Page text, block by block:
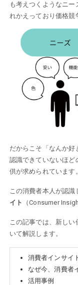
も考えつくようなニ
れかえっており価格競
だからこそ「なんか
認識できていないほど
供が求められています。
この消費者本人が認
イト
（Consumer
この記事では、新し
いて解説します。
消費者インサイ
なぜ今、消費者
活用事例